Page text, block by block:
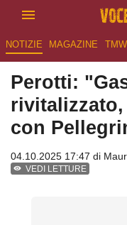
NOTIZIE MAGAZINE
Perotti:
con
04.10.2025 17:47 di
VEDI LETTURE